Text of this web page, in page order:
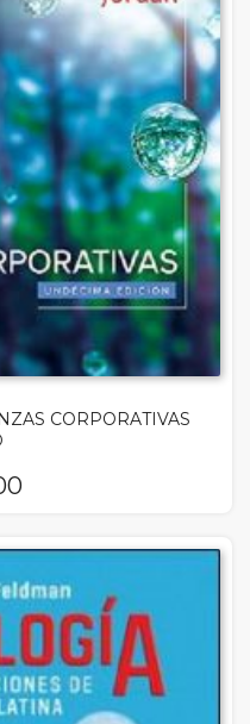
CORPORATIVAS